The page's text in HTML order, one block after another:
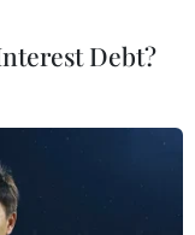
phòng
Debt?